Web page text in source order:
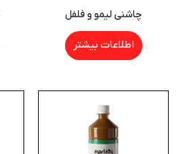
چاشنی لیمو و فلفل
اطلاعات بیشتر